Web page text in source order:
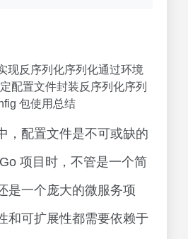
现反序列化序列化通过环境
配置文件封装反序列化序列
包使用总结
，配置文件是不可或缺的
项目时，不管是一个简
是一个庞大的微服务项
和可扩展性都需要依赖于